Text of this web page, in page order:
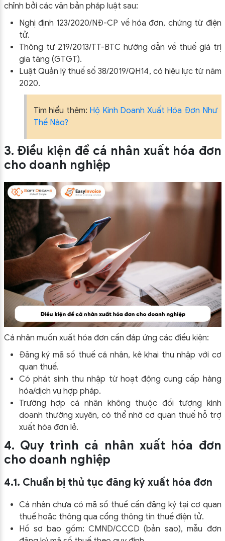
chỉnh bởi các văn bản pháp luật sau:
Nghị định 123/2020/NĐ-CP về hóa đơn, chứng từ điện
tử.
Thông tư 219/2013/TT-BTC hướng dẫn về thuế giá trị
gia tăng (GTGT).
Luật Quản lý thuế số 38/2019/QH14, có hiệu lực từ năm
2020.
Tìm hiểu thêm: Hộ Kinh Doanh Xuất Hóa Đơn Như
Thế Nào?
3. Điều kiện để cá nhân xuất hóa đơn
cho doanh nghiệp
Cá nhân muốn xuất hóa đơn cần đáp ứng các điều kiện:
Đăng ký mã số thuế cá nhân, kê khai thu nhập với cơ
quan thuế.
Có phát sinh thu nhập từ hoạt động cung cấp hàng
hóa/dịch vụ hợp pháp.
Trường hợp cá nhân không thuộc đối tượng kinh
doanh thường xuyên, có thể nhờ cơ quan thuế hỗ trợ
xuất hóa đơn lẻ.
4. Quy trình cá nhân xuất hóa đơn
cho doanh nghiệp
4.1. Chuẩn bị thủ tục đăng ký xuất hóa đơn
Cá nhân chưa có mã số thuế cần đăng ký tại cơ quan
thuế hoặc thông qua cổng thông tin thuế điện tử.
Hồ sơ bao gồm: CMND/CCCD (bản sao), mẫu đơn